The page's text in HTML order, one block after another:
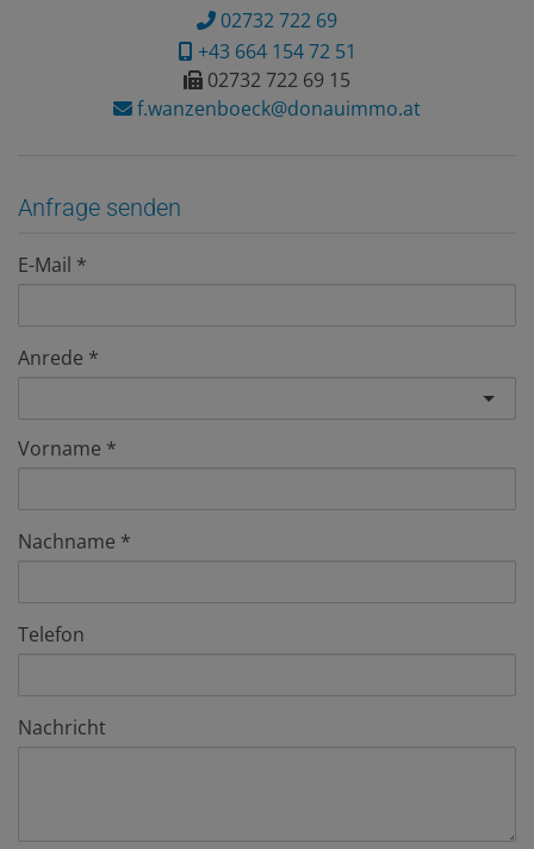
02732 722 69
+43 664 154 72 51
02732 722 69 15
f.wanzenboeck@donauimmo.at
Anfrage senden
E-Mail
Anrede
Vorname
Nachname
Telefon
Nachricht